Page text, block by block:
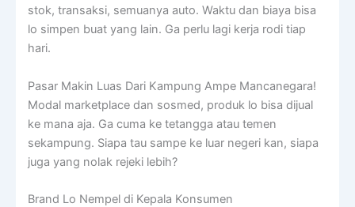
stok, transaksi, semuanya auto. Waktu dan biaya bisa
lo simpen buat yang lain. Ga perlu lagi kerja rodi tiap
hari.
Pasar Makin Luas Dari Kampung Ampe Mancanegara!
Modal marketplace dan sosmed, produk lo bisa dijual
ke mana aja. Ga cuma ke tetangga atau temen
sekampung. Siapa tau sampe ke luar negeri kan, siapa
juga yang nolak rejeki lebih?
Brand Lo Nempel di Kepala Konsumen